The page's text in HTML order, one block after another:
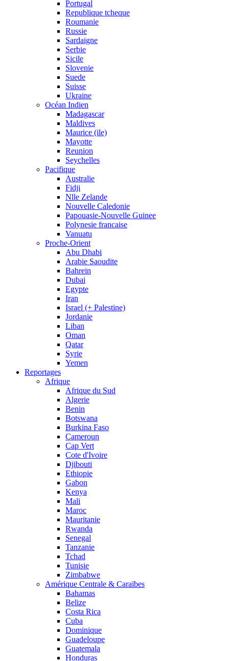
Portugal
Republique tcheque
Roumanie
Russie
Sardaigne
Serbie
Sicile
Slovenie
Suede
Suisse
Ukraine
Océan Indien
Madagascar
Maldives
Maurice (ile)
Mayotte
Reunion
Seychelles
Pacifique
Australie
Fidji
Nlle Zelande
Nouvelle Caledonie
Papouasie-Nouvelle Guinee
Polynesie francaise
Vanuatu
Proche-Orient
Abu Dhabi
Arabie Saoudite
Bahrein
Dubai
Egypte
Iran
Israel (+ Palestine)
Jordanie
Liban
Oman
Qatar
Syrie
Yemen
Reportages
Afrique
Afrique du Sud
Algerie
Benin
Botswana
Burkina Faso
Cameroun
Cap Vert
Cote d'Ivoire
Djibouti
Ethiopie
Gabon
Kenya
Mali
Maroc
Mauritanie
Rwanda
Senegal
Tanzanie
Tchad
Tunisie
Zimbabwe
Amérique Centrale & Caraïbes
Bahamas
Belize
Costa Rica
Cuba
Dominique
Guadeloupe
Guatemala
Honduras